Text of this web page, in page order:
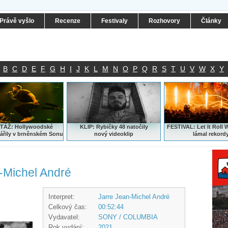
Právě vyšlo Recenze Festivaly Rozhovory Články
B C D E F G H I J K L M N O P Q R S T U V W X Y
Hollywoodské
v brněnském Sonu
KLIP: Rybičky 48 natočily
nový videoklip
FESTIVAL: Let It Roll
lámal
André
Interpret:
Jarre Jean-Michel André
Celkový čas:
00:52:44
Vydavatel:
SONY / COLUMBIA